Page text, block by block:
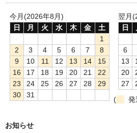
今月(2026年8月)
日
月 火 水 木 金
土
1
2
3 4 5 6 7
8
9
10 11 12 13 14
15
16
17 18 19 20 21
22
23
24 25 26 27 28
29
30
31
翌月
日
6
13
20
27
(
発
お知らせ